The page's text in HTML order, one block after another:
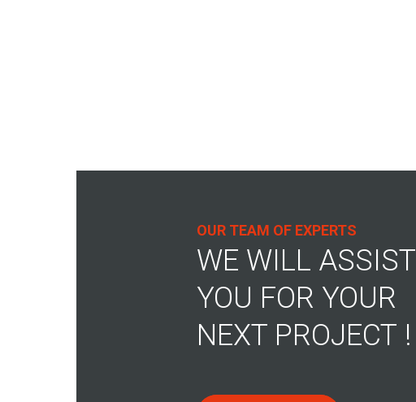
OUR TEAM OF EXPERTS
WE WILL ASSIST
YOU FOR YOUR
NEXT PROJECT !